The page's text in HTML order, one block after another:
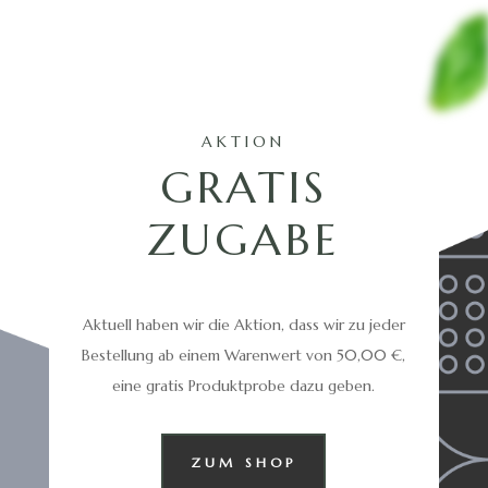
AKTION
GRATIS
ZUGABE
Aktuell haben wir die Aktion, dass wir zu jeder
Bestellung ab einem Warenwert von 50,00 €,
eine gratis Produktprobe dazu geben.
ZUM SHOP